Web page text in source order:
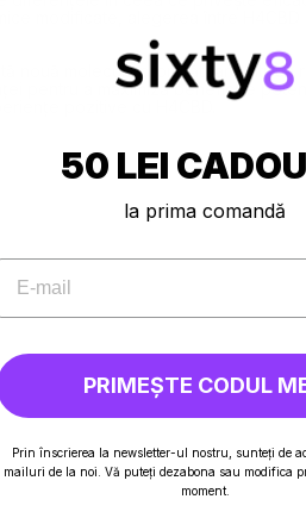
modificate, alegerea între
nouă moleculă promițătoare într-
pentru a maximiza beneficiile
pozitive cu H4CBD.
50 LEI
la prima comandă
PRIMEȘTE CODUL
Prin înscrierea la newsletter-ul nostru, sunteți de
mailuri de la noi. Vă puteți dezabona sau modifica
moment.